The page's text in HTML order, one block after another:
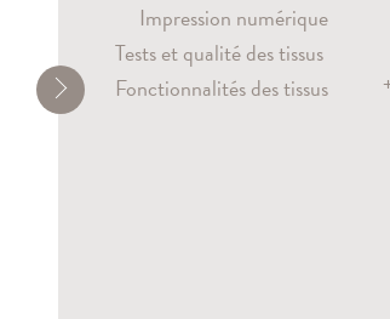
Impression numérique
Tests et qualité des tissus
Fonctionnalités des tissus